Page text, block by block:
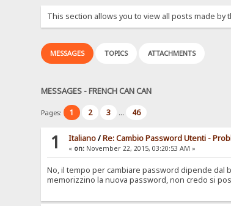
This section allows you to view all posts made by
MESSAGES TOPICS ATTACHMENTS
MESSAGES - FRENCH CAN CAN
Pages: 1 2 3 ... 46
1 Italiano/Re: Cambio Password Utenti -
« on: November 22, 2015, 03:20:53 AM »
No, il tempo per cambiare password dipende dal
memorizzino la nuova password, non credo si